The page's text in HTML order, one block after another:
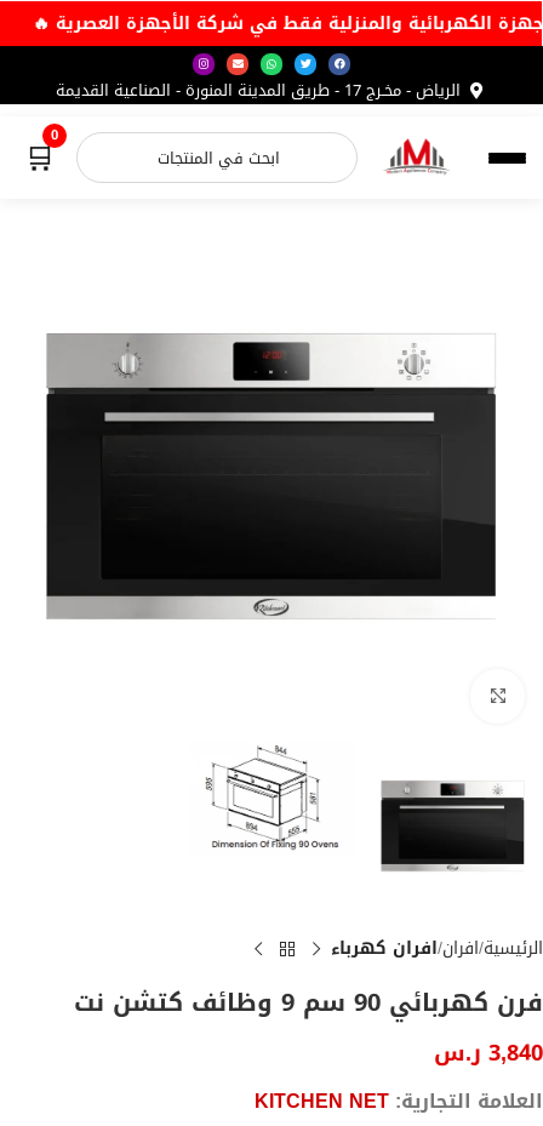
الكهربائية والمنزلية فقط في شركة الأجهزة العصرية 🔥
الرياض - مخـرج 17 - طريق المدينة المنورة - الصناعية القديمة
🛒0
الرئيسية افران افران كهرباء
فرن كهربائي 90 سم 9 وظائف كتشن نت
3,840 ر.س
العلامة التجارية:KITCHEN NET